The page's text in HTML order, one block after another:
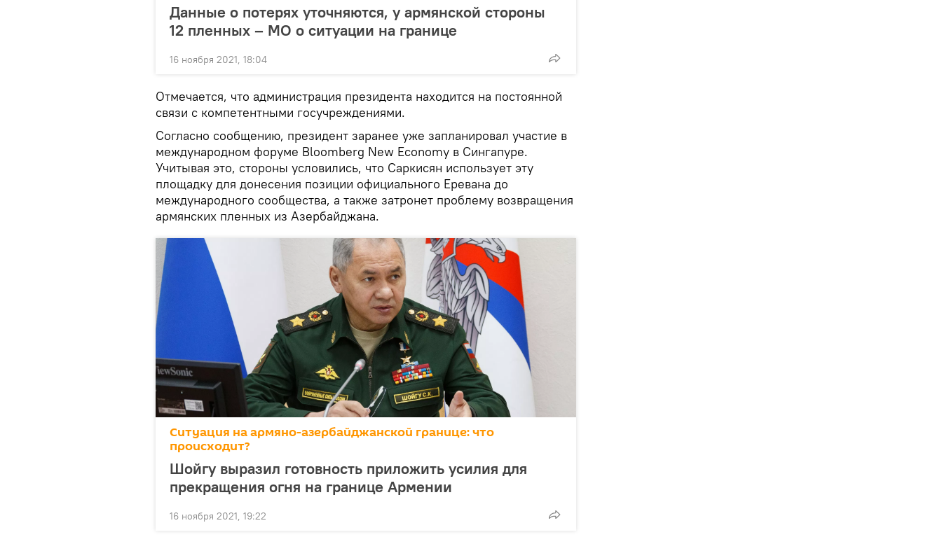
Данные о потерях уточняются, у армянской стороны
12 пленных – МО о ситуации на границе
16 ноября 2021, 18:04
Отмечается, что администрация президента находится на постоянной
связи с компетентными госучреждениями.
Согласно сообщению, президент заранее уже запланировал участие в
международном форуме Bloomberg New Economy в Сингапуре.
Учитывая это, стороны условились, что Саркисян использует эту
площадку для донесения позиции официального Еревана до
международного сообщества, а также затронет проблему возвращения
армянских пленных из Азербайджана.
Ситуация на армяно-азербайджанской границе: что
происходит?
Шойгу выразил готовность приложить усилия для
прекращения огня на границе Армении
16 ноября 2021, 19:22